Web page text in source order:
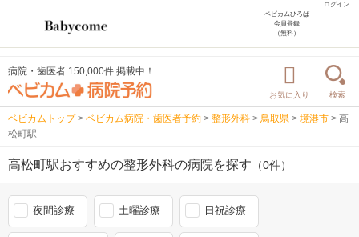
ログイン
ベビカムひろば
会員登録
（無料）
病院・歯医者 150,000件 掲載中！
お気に入り 検索
ベビカムトップ > ベビカム病院・歯医者予約 > 整形外科 > 鳥取県 > 境港市 > 高
松町駅
高松町駅おすすめの整形外科の病院を探す （0件）
夜間診療 土曜診療 日祝診療